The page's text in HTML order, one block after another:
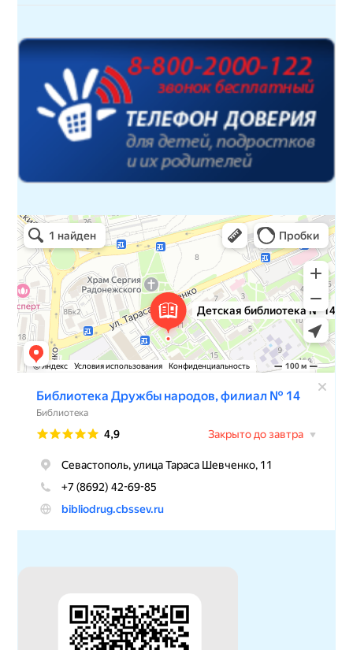
Детская библиотека № 14 Дружбы народов
Библиотека в Севастополе